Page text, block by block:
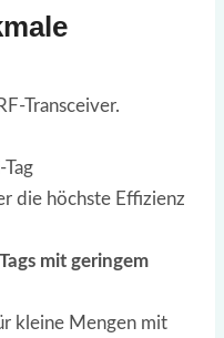
Transceiver.
die höchste Effizienz
mit geringem
kleine Mengen mit